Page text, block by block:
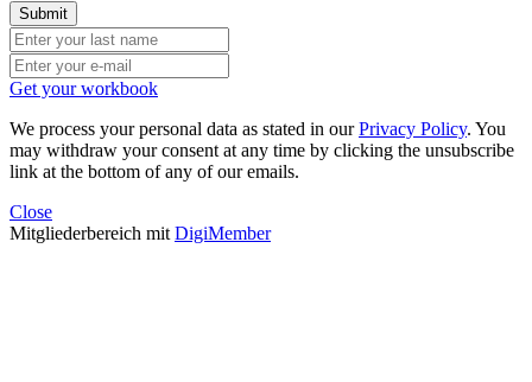
Get your workbook
We process your personal data as stated in ourPrivacy Policy. You
may withdraw your consent at any time by clicking the unsubscribe
link at the bottom of any of our emails.
Close
Mitgliederbereich mit DigiMember